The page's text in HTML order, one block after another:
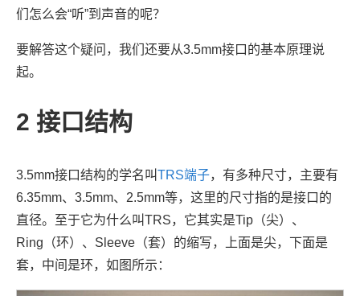
们怎么会“听”到声音的呢？
要解答这个疑问，我们还要从3.5mm接口的基本原理说
起。
2 接口结构
3.5mm接口结构的学名叫TRS端子，有多种尺寸，主要有
6.35mm、3.5mm、2.5mm等，这里的尺寸指的是接口的
直径。至于它为什么叫TRS，它其实是Tip（尖）、
Ring（环）、Sleeve（套）的缩写，上面是尖，下面是
套，中间是环，如图所示：